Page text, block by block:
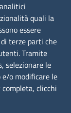
quali la
essere
terze parti che
Tramite
selezionare le
e/o modificare le
completa, clicchi